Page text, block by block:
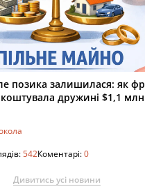
позика залишилася: як
дружині $1,1
542Коментарі:0
Дивитись усі новини